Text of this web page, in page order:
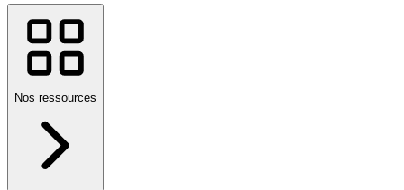
Nos ressources